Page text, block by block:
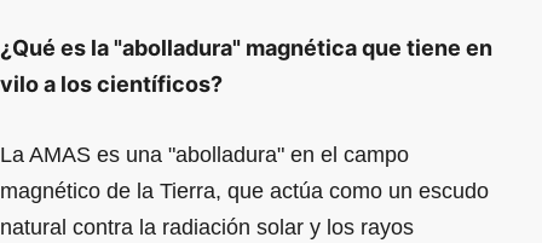
¿Qué es la "abolladura" magnética que tiene en
vilo a los científicos?
La AMAS es una "abolladura" en el campo
magnético de la Tierra, que actúa como un escudo
natural contra la radiación solar y los rayos